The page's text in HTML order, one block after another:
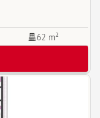
62 m²